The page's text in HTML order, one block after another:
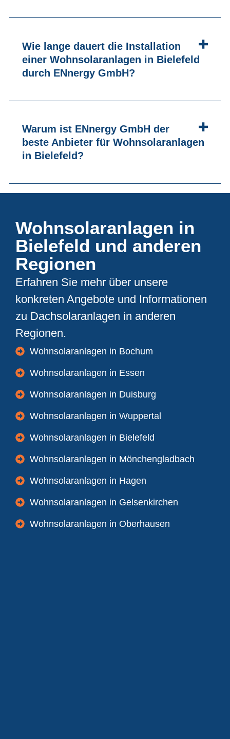
Wie lange dauert die Installation
einer Wohnsolaranlagen in Bielefeld
durch ENnergy GmbH?
Warum ist ENnergy GmbH der
beste Anbieter für Wohnsolaranlagen
in Bielefeld?
Wohnsolaranlagen in
Bielefeld und anderen
Regionen
Erfahren Sie mehr über unsere
konkreten Angebote und Informationen
zu Dachsolaranlagen in anderen
Regionen.
Wohnsolaranlagen in Bochum
Wohnsolaranlagen in Essen
Wohnsolaranlagen in Duisburg
Wohnsolaranlagen in Wuppertal
Wohnsolaranlagen in Bielefeld
Wohnsolaranlagen in Mönchengladbach
Wohnsolaranlagen in Hagen
Wohnsolaranlagen in Gelsenkirchen
Wohnsolaranlagen in Oberhausen